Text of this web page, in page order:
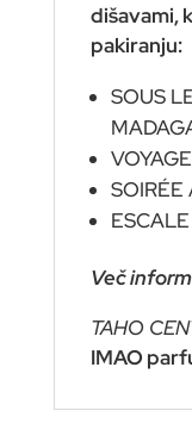
dišavami,
pakiranju:
SOUS
SOIRÉE
Več
TAHO
IMAO